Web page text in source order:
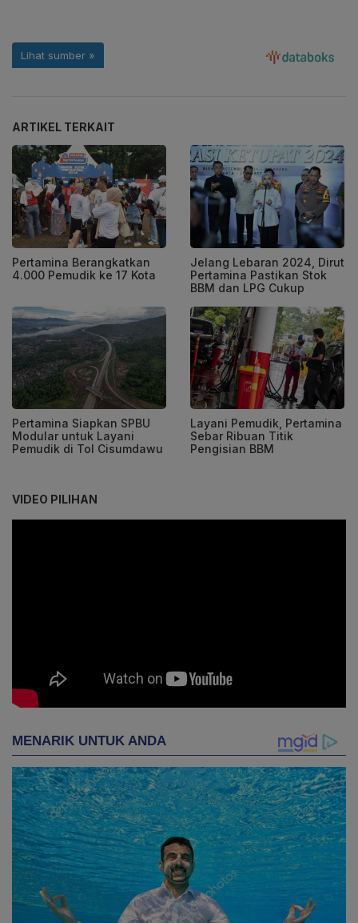
ARTIKEL TERKAIT
Pertamina Berangkatkan
4.000 Pemudik ke 17 Kota
Jelang Lebaran 2024, Dirut
Pertamina Pastikan Stok
BBM dan LPG Cukup
Pertamina Siapkan SPBU
Modular untuk Layani
Pemudik di Tol Cisumdawu
Layani Pemudik, Pertamina
Sebar Ribuan Titik
Pengisian BBM
VIDEO PILIHAN